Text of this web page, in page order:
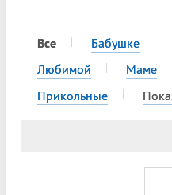
Все Бабушке
Любимой
Маме
Прикольные